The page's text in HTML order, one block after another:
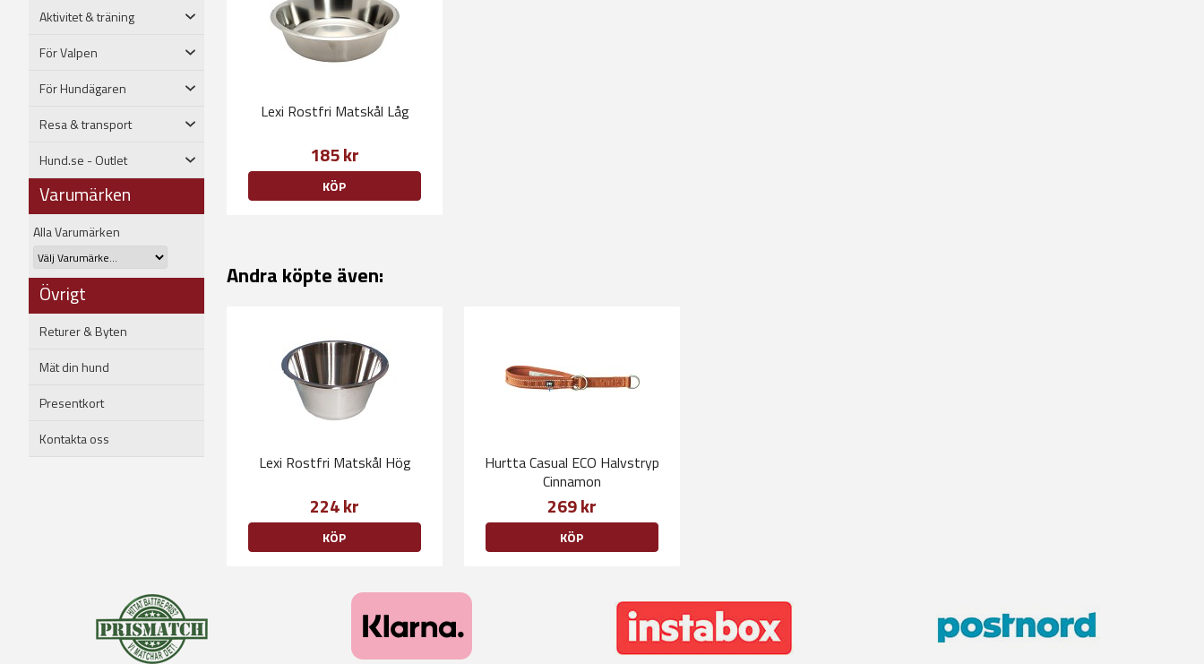
Aktivitet & träning
För Valpen
För Hundägaren
Resa & transport
Hund.se - Outlet
Varumärken
Alla Varumärken
Övrigt
Returer & Byten
Mät din hund
Presentkort
Kontakta oss
Lexi Rostfri Matskål Låg
185 kr
KÖP
Andra köpte även:
Lexi Rostfri Matskål Hög
224 kr
KÖP
Hurtta Casual ECO Halvstryp
Cinnamon
269 kr
KÖP